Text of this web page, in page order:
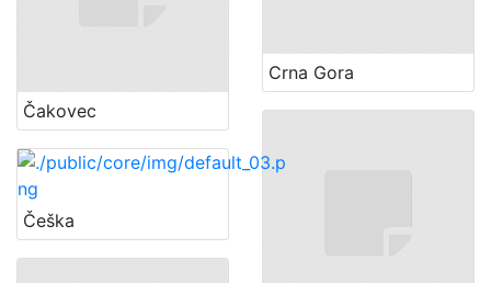
Crna Gora
Čakovec
Češka